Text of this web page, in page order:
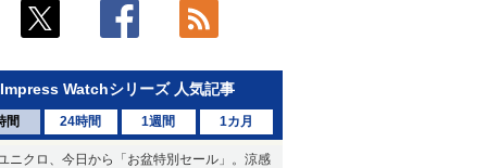
Impress Watchシリーズ 人気記事
間 24時間 1週間 1カ月
ニクロ、今日から「お盆特別セール」。涼感